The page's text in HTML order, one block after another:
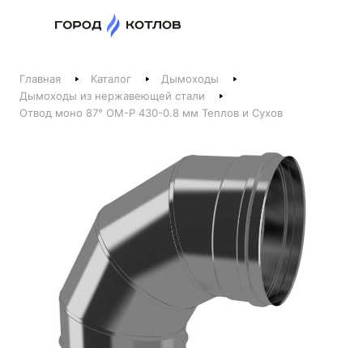
Телефоны
+375 44 511-06-41
+375 44 521-06-41
Печи, камины, бани
Заказать звонок
Главная Каталог
Дымоходы
Дымоходы из нержавеющей стали
Отвод моно 87° ОМ-Р 430-0.8 мм Теплов и Сухов